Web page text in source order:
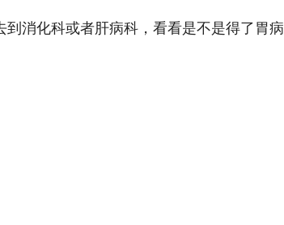
消化科或者肝病科，看看是不是得了胃